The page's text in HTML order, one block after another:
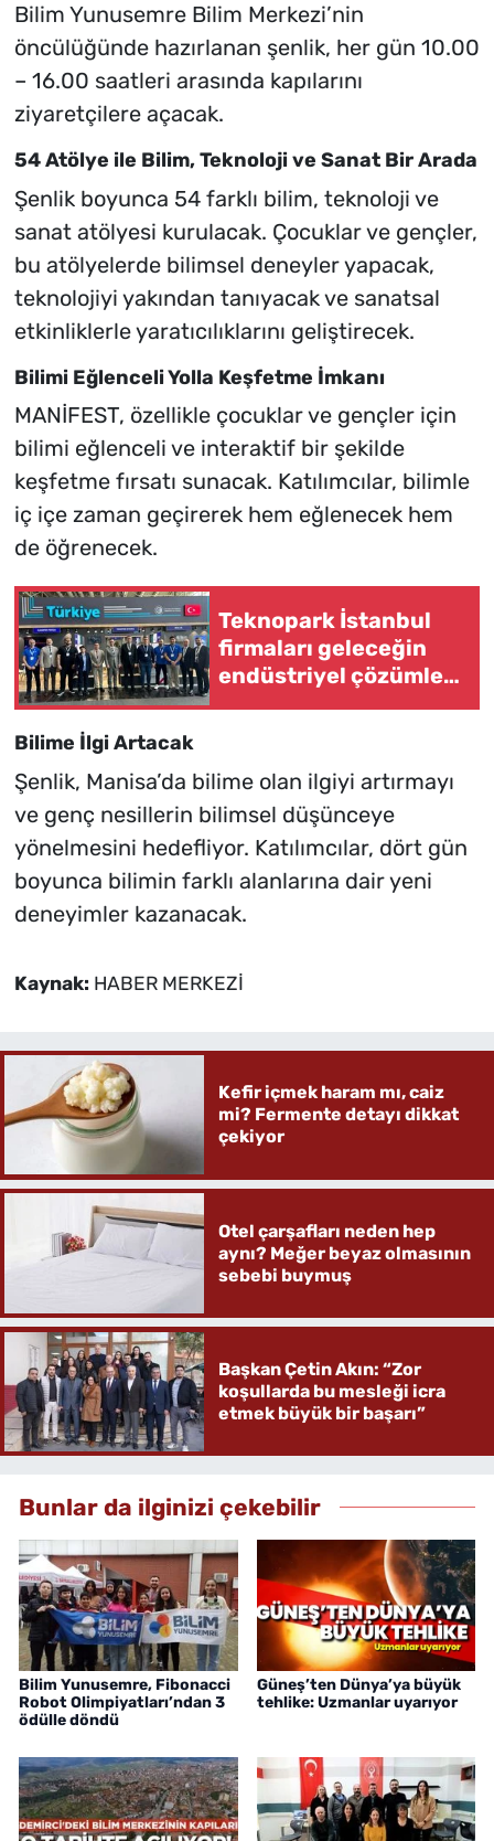
Bilim Yunusemre Bilim Merkezi’nin
öncülüğünde hazırlanan şenlik, her gün 10.00
– 16.00 saatleri arasında kapılarını
ziyaretçilere açacak.
54 Atölye ile Bilim, Teknoloji ve Sanat Bir Arada
Şenlik boyunca 54 farklı bilim, teknoloji ve
sanat atölyesi kurulacak. Çocuklar ve gençler,
bu atölyelerde bilimsel deneyler yapacak,
teknolojiyi yakından tanıyacak ve sanatsal
etkinliklerle yaratıcılıklarını geliştirecek.
Bilimi Eğlenceli Yolla Keşfetme İmkanı
MANİFEST, özellikle çocuklar ve gençler için
bilimi eğlenceli ve interaktif bir şekilde
keşfetme fırsatı sunacak. Katılımcılar, bilimle
iç içe zaman geçirerek hem eğlenecek hem
de öğrenecek.
Teknopark İstanbul
firmaları geleceğin
endüstriyel çözümleri
fuarına katıldı
Bilime İlgi Artacak
Şenlik, Manisa’da bilime olan ilgiyi artırmayı
ve genç nesillerin bilimsel düşünceye
yönelmesini hedefliyor. Katılımcılar, dört gün
boyunca bilimin farklı alanlarına dair yeni
deneyimler kazanacak.
Kaynak: HABER MERKEZİ
Kefir içmek haram mı, caiz
mi? Fermente detayı dikkat
çekiyor
Otel çarşafları neden hep
aynı? Meğer beyaz olmasının
sebebi buymuş
Başkan Çetin Akın: “Zor
koşullarda bu mesleği icra
etmek büyük bir başarı”
Bunlar da ilginizi çekebilir
Bilim Yunusemre, Fibonacci
Robot Olimpiyatları’ndan 3
ödülle döndü
Güneş’ten Dünya’ya büyük
tehlike: Uzmanlar uyarıyor